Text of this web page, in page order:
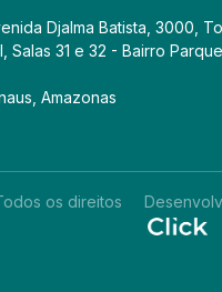
Djalma Batista, 3000,
Salas 31 e 32 - Bairro
Amazonas
os direitos